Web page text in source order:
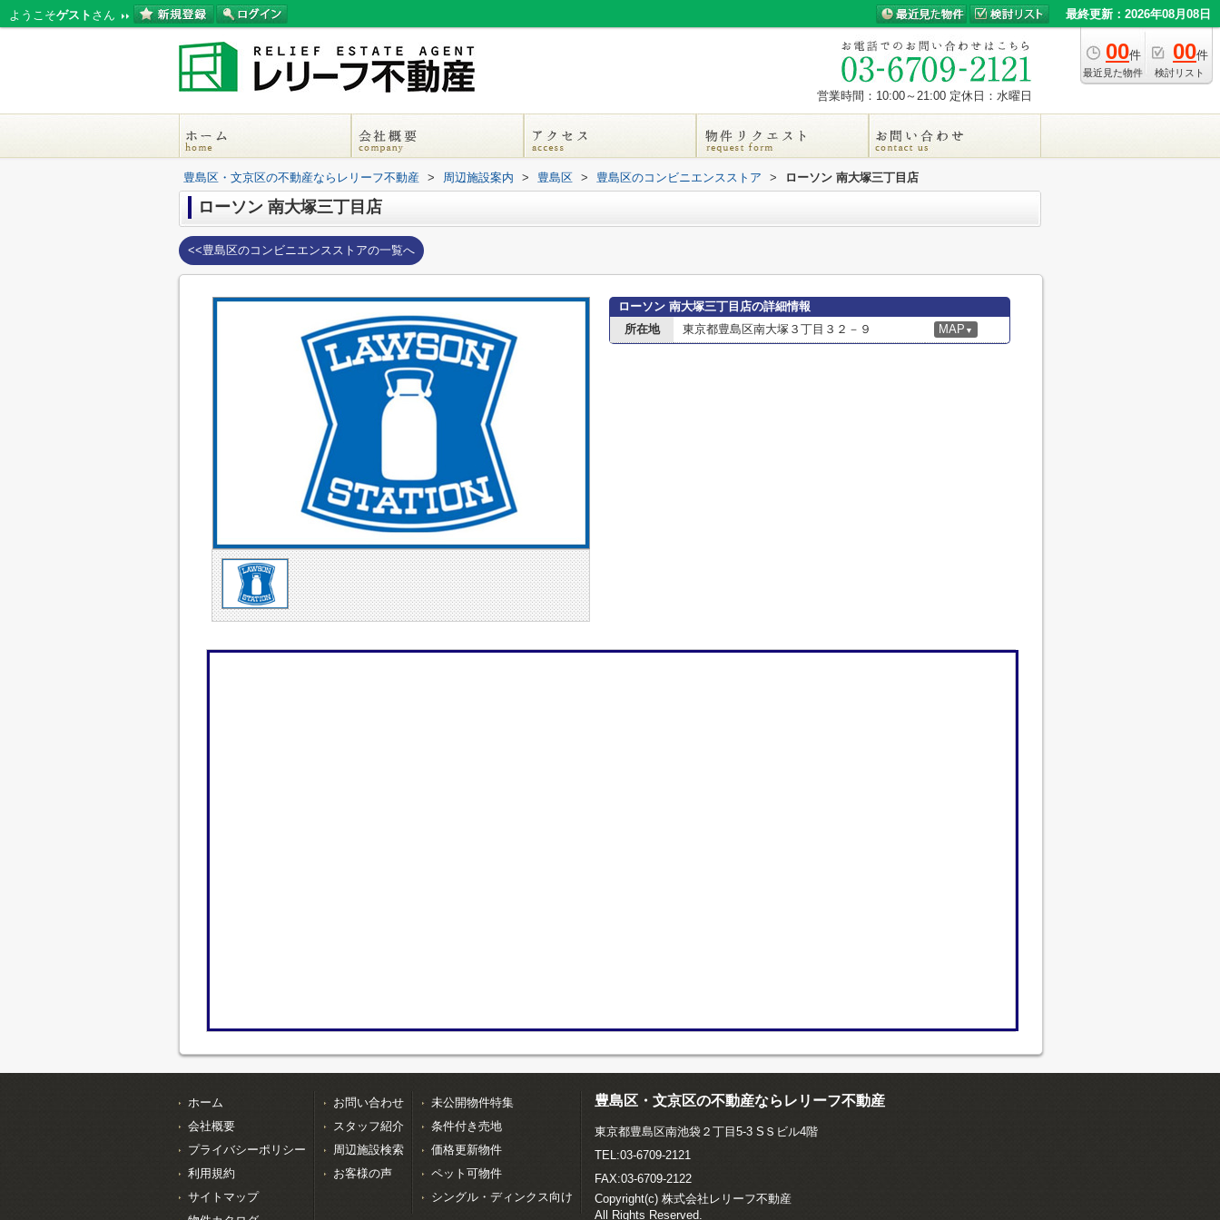
ようこそゲスト さん 最終更新：2026年08月08日
00件
最近見た物件
00件
検討リスト
営業時間：10:00～21:00 定休日：水曜日
豊島区・文京区の不動産ならレリーフ不動産 > 周辺施設案内 > 豊島区 > 豊島区のコンビニエンスストア > ローソン 南大塚三丁目店
ローソン 南大塚三丁目店
<<豊島区のコンビニエンスストアの一覧へ
ローソン 南大塚三丁目店の詳細情報
所在地
東京都豊島区南大塚３丁目３２－９ MAP ▼
ホーム
会社概要
プライバシーポリシー
利用規約
サイトマップ
お問い合わせ
スタッフ紹介
周辺施設検索
お客様の声
未公開物件特集
条件付き売地
価格更新物件
ペット可物件
シングル・ディンクス向け
豊島区・文京区の不動産ならレリーフ不動産
東京都豊島区南池袋２丁目5-3 SＳビル4階
TEL:03-6709-2121
FAX:03-6709-2122
Copyright(c) 株式会社レリーフ不動産
All Rights Reserved.